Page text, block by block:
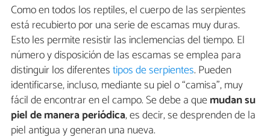
Como en todos los reptiles, el cuerpo de las serpientes
está recubierto por una serie de escamas muy duras.
Esto les permite resistir las inclemencias del tiempo. El
número y disposición de las escamas se emplea para
distinguir los diferentestipos de serpientes. Pueden
identificarse, incluso, mediante su piel o “camisa”, muy
fácil de encontrar en el campo. Se debe a quemudan su
piel de manera periódica, es decir, se desprenden de la
piel antigua y generan una nueva.